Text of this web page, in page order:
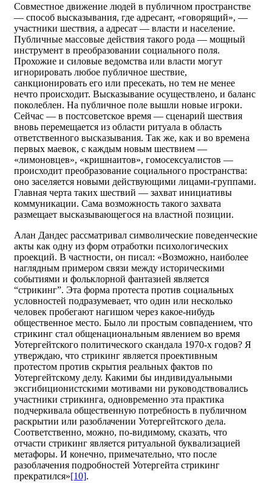
Совместное движение людей в публичном пространстве
— способ высказывания, где адресант, «говорящий», —
участники шествия, а адресат — власти и население.
Публичные массовые действия такого рода — мощный
инструмент в преобразовании социального поля.
Прохожие и силовые ведомства или власти могут
игнорировать любое публичное шествие,
санкционировать его или пресекать, но тем не менее
нечто происходит. Высказывание осуществлено, и баланс
поколеблен. На публичное поле вышли новые игроки.
Сейчас — в постсоветское время — сценарий шествия
вновь перемещается из области ритуала в область
ответственного высказывания. Так же, как и во времена
первых маевок, с каждым новым шествием —
«лимоновцев», «кришнаитов», гомосексуалистов —
происходит преобразование социального пространства:
оно заселяется новыми действующими лицами-группами.
Главная черта таких шествий — захват инициативы
коммуникации. Сама возможность такого захвата
размещает высказывающегося на властной позиции.
Алан Дандес рассматривал символические поведенческие
акты как одну из форм отработки психологических
проекций. В частности, он писал: «Возможно, наиболее
наглядным примером связи между историческими
событиями и фольклорной фантазией является
“стрикинг”. Эта форма протеста против социальных
условностей подразумевает, что один или несколько
человек пробегают нагишом через какое-нибудь
общественное место. Было ли простым совпадением, что
стрикинг стал общенациональным явлением во время
Уотергейтского политического скандала 1970-х годов? Я
утверждаю, что стрикинг является проективным
протестом против скрытия реальных фактов по
Уотергейтскому делу. Какими бы индивидуальными
эксгибиционистскими мотивами ни руководствовались
участники стрикинга, одновременно эта практика
подчеркивала общественную потребность в публичном
раскрытии или разоблачении Уотергейтского дела.
Соответственно, можно, по-видимому, сказать, что
отчасти стрикинг является ритуальной буквализацией
метафоры. И конечно, примечательно, что после
разоблачения подробностей Уотергейта стрикинг
прекратился»[10].